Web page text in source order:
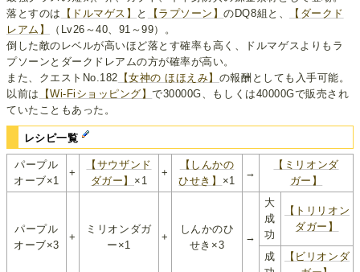
落とすのは
【ドルマゲス】 と 【ラプソーン】のDQ8組と、
【ダークド
レアム】
（Lv26～40、91～99）。
倒した敵のレベルが高いほど落とす確率も高く、ドルマゲスよりもラ
プソーンとダークドレアムの方が確率が高い。
また、クエストNo.182 【女神の ほほえみ】 の報酬としても入手可能。
以前は
【Wi-Fiショッピング】で30000G、もしくは40000Gで販売され
ていたこともあった。
レシピ一覧
パープル
オーブ×1
+
【サウザンド
ダガー】 ×1
+
【しんかの
ひせき】 ×1
→
【ミリオンダ
ガー】
パープル
オーブ×3
+
ミリオンダガ
ー×1
+
しんかのひ
せき×3
→
大
成
功
【トリリオン
ダガー】
成
【ビリオンダ